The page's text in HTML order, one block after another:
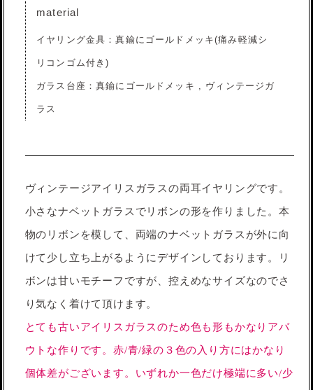
material
イヤリング金具：真鍮にゴールドメッキ(痛み軽減シ
リコンゴム付き)
ガラス台座：真鍮にゴールドメッキ , ヴィンテージガ
ラス
ヴィンテージアイリスガラスの両耳イヤリングです。
小さなナベットガラスでリボンの形を作りました。本
物のリボンを模して、両端のナベットガラスが外に向
けて少し立ち上がるようにデザインしております。リ
ボンは甘いモチーフですが、控えめなサイズなのでさ
り気なく着けて頂けます。
とても古いアイリスガラスのため色も形もかなりアバ
ウトな作りです。赤/青/緑の３色の入り方にはかなり
個体差がございます。いずれか一色だけ極端に多い/少